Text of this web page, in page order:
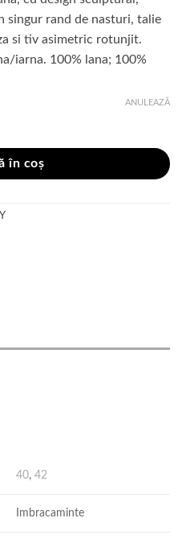
singur rand de nasturi, talie
si tiv asimetric rotunjit.
iarna. 100% lana; 100%
ANULEAZĂ
în coș
40,42
Imbracaminte